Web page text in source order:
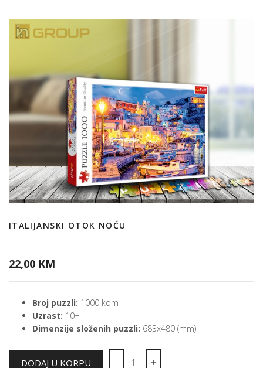
ITALIJANSKI OTOK NOĆU
22,00 KM
Broj puzzli: 1000 kom
Uzrast: 10+
Dimenzije složenih puzzli: 683x480 (mm)